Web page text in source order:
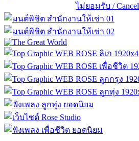
ไม่ยอมรับ / Cancel